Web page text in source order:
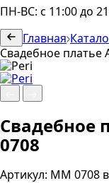
ПН-ВС: с 11:00 до
Главная
Свадебное платье
Свадебное
0708
Артикул: ММ 0708